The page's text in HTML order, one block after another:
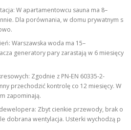
W apartamentowcu sauna ma 8–
Dla porównania, w domu prywatnym s
Warszawska woda ma 15–
generatory pary zarastają w 6 miesięcy
Zgodnie z PN-EN 60335-2-
przechodzić kontrolę co 12 miesięcy. W
zapominają.
Zbyt cienkie przewody, brak o
dobrana wentylacja. Usterki wychodzą p